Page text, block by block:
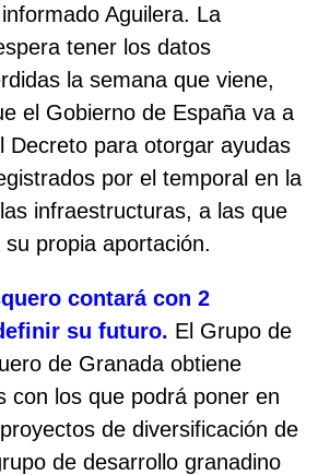
Aguilera. La
tener los datos
la semana que viene,
el Gobierno de España va a
Decreto para otorgar ayudas
por el temporal en la
infraestructuras, a las que
propia aportación.
contará con 2
su futuro. El Grupo de
de Granada obtiene
con los que podrá poner en
de diversificación de
de desarrollo granadino